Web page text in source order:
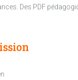
Des PDF